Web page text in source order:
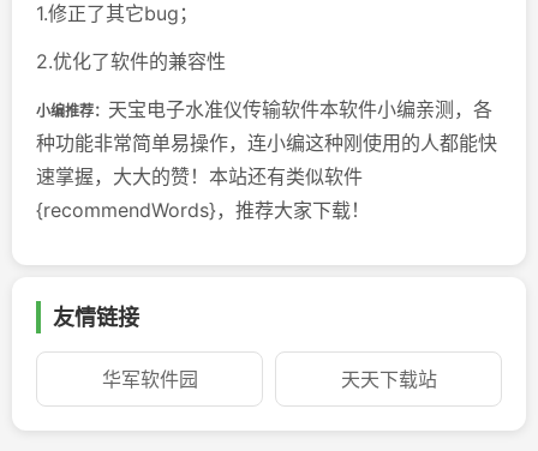
1.修正了其它bug；
2.优化了软件的兼容性
小编推荐： 天宝电子水准仪传输软件本软件小编亲测，各
种功能非常简单易操作，连小编这种刚使用的人都能快
速掌握，大大的赞！本站还有类似软件
{recommendWords}，推荐大家下载！
友情链接
华军软件园 天天下载站